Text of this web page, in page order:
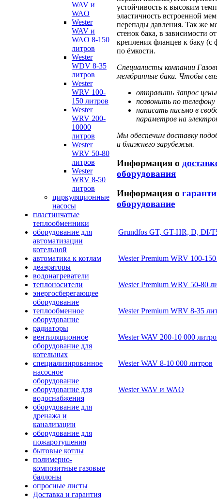
WAV и
WAO
Wester
WAV и
WAO 8-150
литров
Wester
WDV 8-35
литров
Wester
WRV 100-
150 литров
Wester
WRV 200-
10000
литров
Wester
WRV 50-80
литров
Wester
WRV 8-50
литров
циркуляционные
насосы
пластинчатые
теплообменники
оборудование для
автоматизации
котельной
автоматика к котлам
деаэраторы
водонагреватели
теплоносители
энергосберегающее
оборудование
теплообменное
оборудование
радиаторы
вентиляционное
оборудование для
котельных
специализированное
насосное
оборудование
оборудование для
водоснабжения
оборудование для
дренажа и
канализации
оборудование для
пожаротушения
бытовые котлы
полимерно-
композитные газовые
баллоны
опросные листы
Доставка и гарантия
устойчивость к высоким
эластичность встроенной
перепады давления. Так же
стенок бака, в зависимости
крепления фланцев к баку
по ёмкости.
Специалисты компании
мембранные баки. Чтобы
отправить Запрос цены
позвонить по
написать письмо в
параметров на
Мы обеспечим доставку
и ближнего зарубежья.
Информация о
оборудования
Информация о
оборудование
Grundfos GT, GT-HR, D, DI/
Wester Premium WRV 100-
Wester Premium WRV 50-80
Wester Premium WRV 8-35
Wester WAV 200-10 000
Wester WAV 8-10 000 литров
Wester WAV и WAO